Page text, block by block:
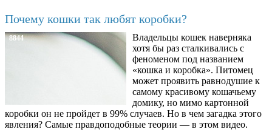
Почему кошки так любят коробки?
8844
Владельцы кошек наверняка
хотя бы раз сталкивались с
феноменом под названием
«кошка и коробка». Питомец
может проявить равнодушие к
самому красивому кошачьему
домику, но мимо картонной
коробки он не пройдет в 99% случаев. Но в чем загадка этого
явления? Самые правдоподобные теории — в этом видео.